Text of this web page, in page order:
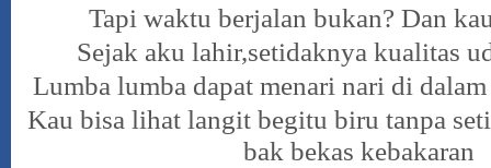
Tapi waktu berjalan bukan? Dan
Sejak aku lahir,setidaknya kualitas
Lumba lumba dapat menari nari di
Kau bisa lihat langit begitu biru tanpa
bak bekas kebakaran